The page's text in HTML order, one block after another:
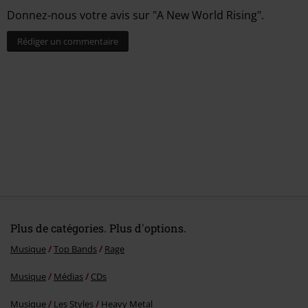
Donnez-nous votre avis sur "A New World Rising".
Rédiger un commentaire
Plus de catégories. Plus d'options.
Musique Top Bands Rage
Musique Médias CDs
Musique Les Styles Heavy Metal